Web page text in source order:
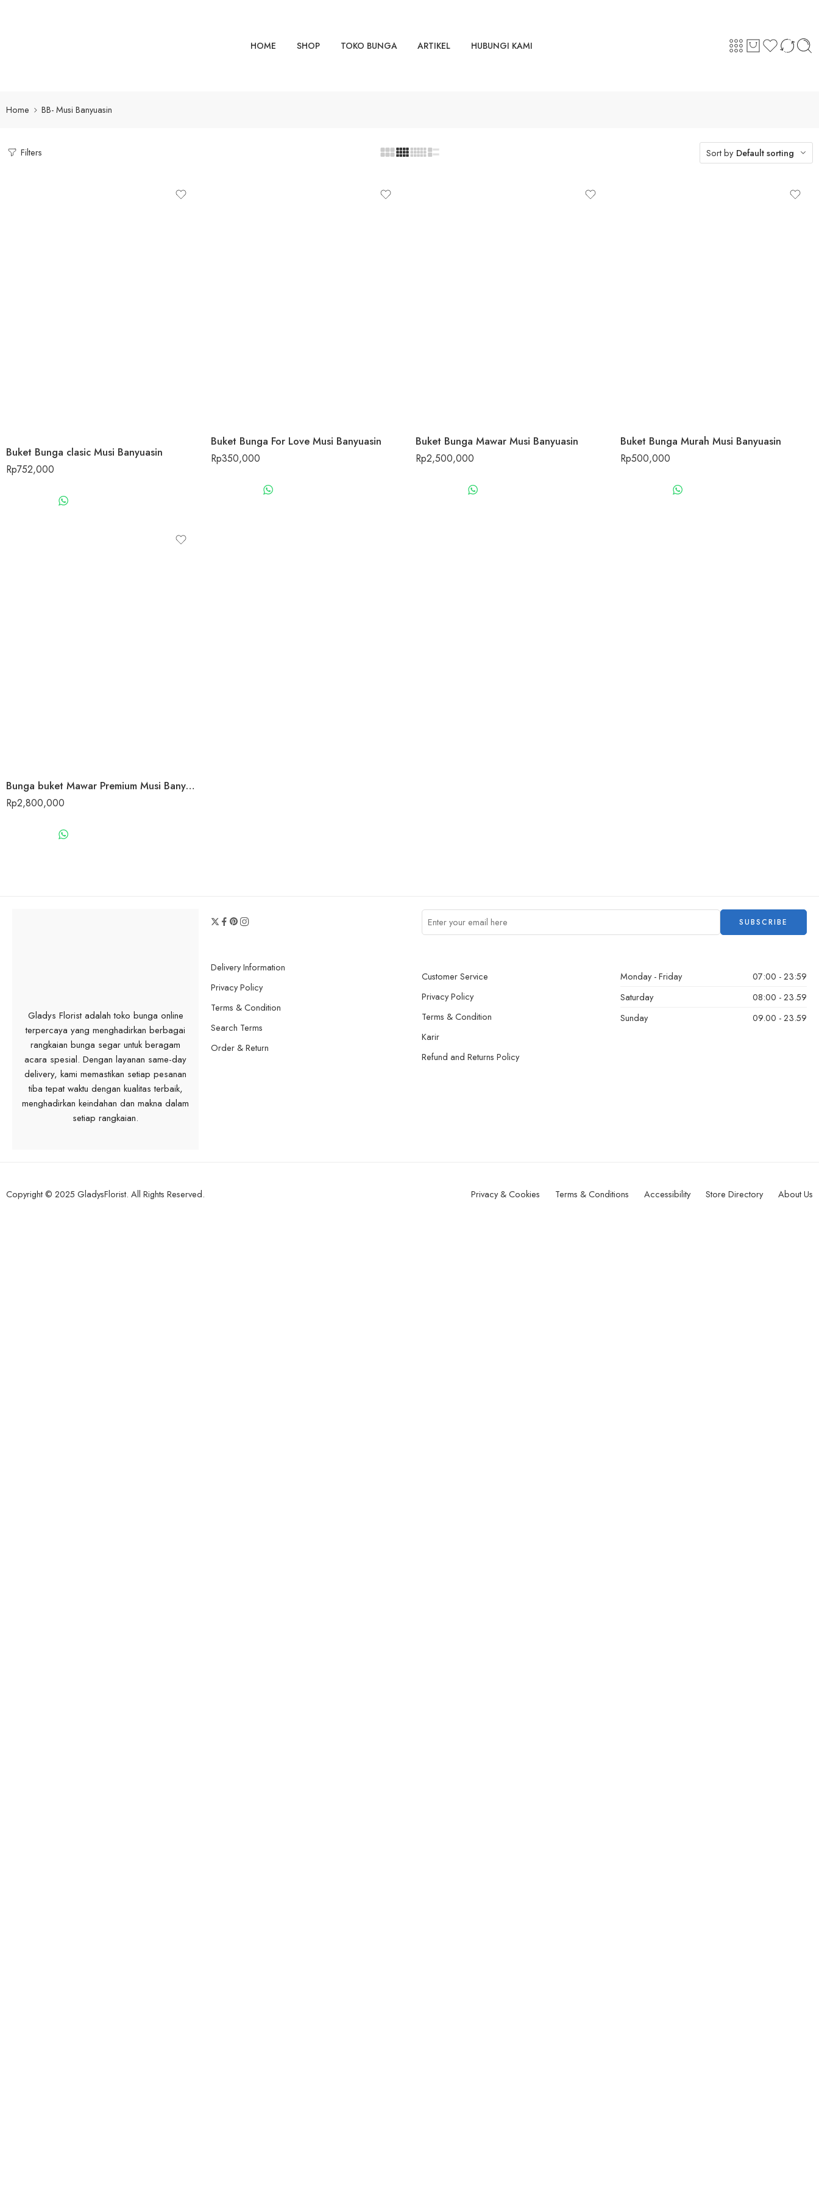
HOME SHOP TOKO BUNGA ARTIKEL HUBUNGI KAMI
Home BB- Musi Banyuasin
Filters Sort by Default sorting
Buket Bunga clasic Musi Banyuasin
Rp752,000
Buket Bunga For Love Musi Banyuasin
Rp350,000
Buket Bunga Mawar Musi Banyuasin
Rp2,500,000
Buket Bunga Murah Musi Banyuasin
Rp500,000
Bunga buket Mawar Premium Musi Banyuasin
Rp2,800,000
Gladys Florist adalah toko bunga online
terpercaya yang menghadirkan berbagai
rangkaian bunga segar untuk beragam
acara spesial. Dengan layanan same-day
delivery, kami memastikan setiap pesanan
tiba tepat waktu dengan kualitas terbaik,
menghadirkan keindahan dan makna dalam
setiap rangkaian.
Delivery Information
Privacy Policy
Terms & Condition
Search Terms
Order & Return
Customer Service
Privacy Policy
Terms & Condition
Karir
Refund and Returns Policy
Monday - Friday
07:00 - 23:59
Saturday
08:00 - 23.59
Sunday
09.00 - 23.59
Copyright © 2025 GladysFlorist. All Rights Reserved. Privacy & Cookies Terms & Conditions Accessibility Store Directory About Us